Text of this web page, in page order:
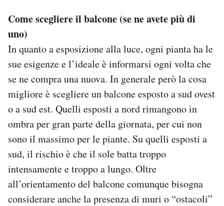
Come scegliere il balcone (se ne avete più di
uno)
In quanto a esposizione alla luce, ogni pianta ha le
sue esigenze e l’ideale è informarsi ogni volta che
se ne compra una nuova. In generale però la cosa
migliore è scegliere un balcone esposto a sud ovest
o a sud est. Quelli esposti a nord rimangono in
ombra per gran parte della giornata, per cui non
sono il massimo per le piante. Su quelli esposti a
sud, il rischio è che il sole batta troppo
intensamente e troppo a lungo. Oltre
all’orientamento del balcone comunque bisogna
considerare anche la presenza di muri o “ostacoli”